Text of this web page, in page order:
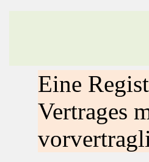
Eine
Vertrages